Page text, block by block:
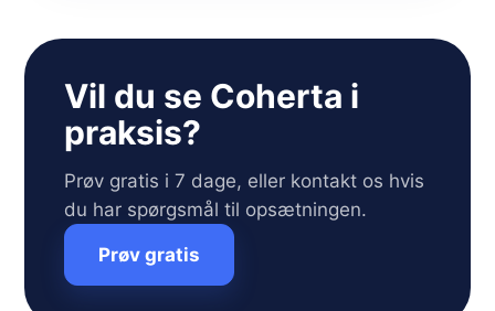
Vil du se Coherta i
praksis?
Prøv gratis i 7 dage, eller kontakt os hvis
du har spørgsmål til opsætningen.
Prøv gratis